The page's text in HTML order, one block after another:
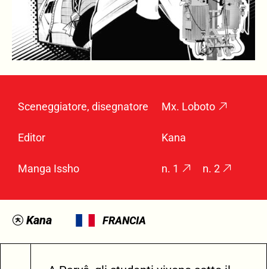
Sceneggiatore, disegnatore Mx. Loboto
Editor Kana
Manga Issho n. 1 n. 2
Kana FRANCIA